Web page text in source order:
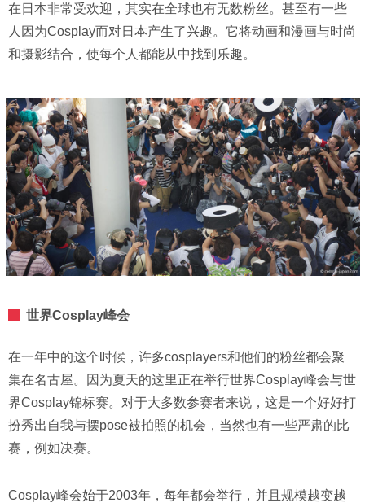
在日本非常受欢迎，其实在全球也有无数粉丝。甚至有一些
人因为Cosplay而对日本产生了兴趣。它将动画和漫画与时尚
和摄影结合，使每个人都能从中找到乐趣。
世界Cosplay峰会
在一年中的这个时候，许多cosplayers和他们的粉丝都会聚
集在名古屋。因为夏天的这里正在举行世界Cosplay峰会与世
界Cosplay锦标赛。对于大多数参赛者来说，这是一个好好打
扮秀出自我与摆pose被拍照的机会，当然也有一些严肃的比
赛，例如决赛。
Cosplay峰会始于2003年，每年都会举行，并且规模越变越